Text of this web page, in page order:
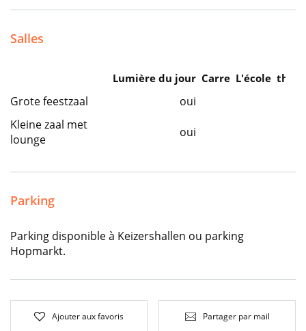
Salles
Lumière du jour Carre L'école
Grote feestzaal
oui
Kleine zaal met
lounge
oui
Parking
Parking disponible à Keizershallen ou parking
Hopmarkt.
Ajouter aux favoris Partager par mail